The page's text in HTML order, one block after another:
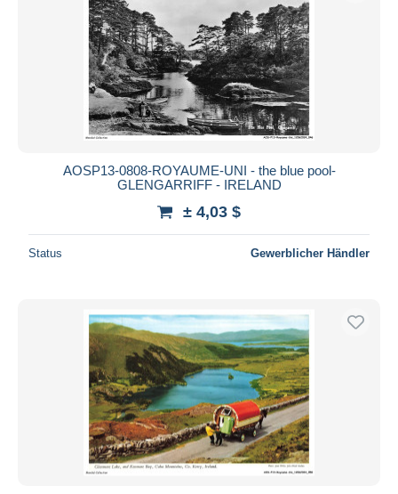
AOSP13-0808-ROYAUME-UNI - the blue pool-
GLENGARRIFF - IRELAND
± 4,03 $
Status Gewerblicher Händler